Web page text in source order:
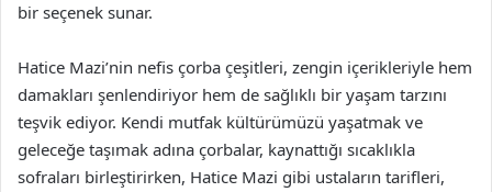
bir seçenek sunar.
Hatice Mazi’nin nefis çorba çeşitleri, zengin içerikleriyle hem
damakları şenlendiriyor hem de sağlıklı bir yaşam tarzını
teşvik ediyor. Kendi mutfak kültürümüzü yaşatmak ve
geleceğe taşımak adına çorbalar, kaynattığı sıcaklıkla
sofraları birleştirirken, Hatice Mazi gibi ustaların tarifleri,